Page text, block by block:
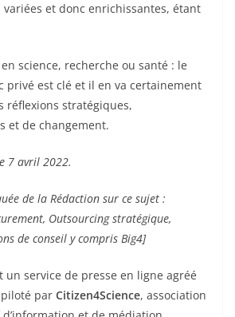
et donc enrichissantes, étant
science, recherche ou santé : le
privé est clé et il en va certainement
réflexions stratégiques,
et de changement.
7 avril 2022.
de la Rédaction sur ce sujet :
Outsourcing stratégique,
de conseil y compris Big4]
un service de presse en ligne agréé
piloté par Citizen4Science, association